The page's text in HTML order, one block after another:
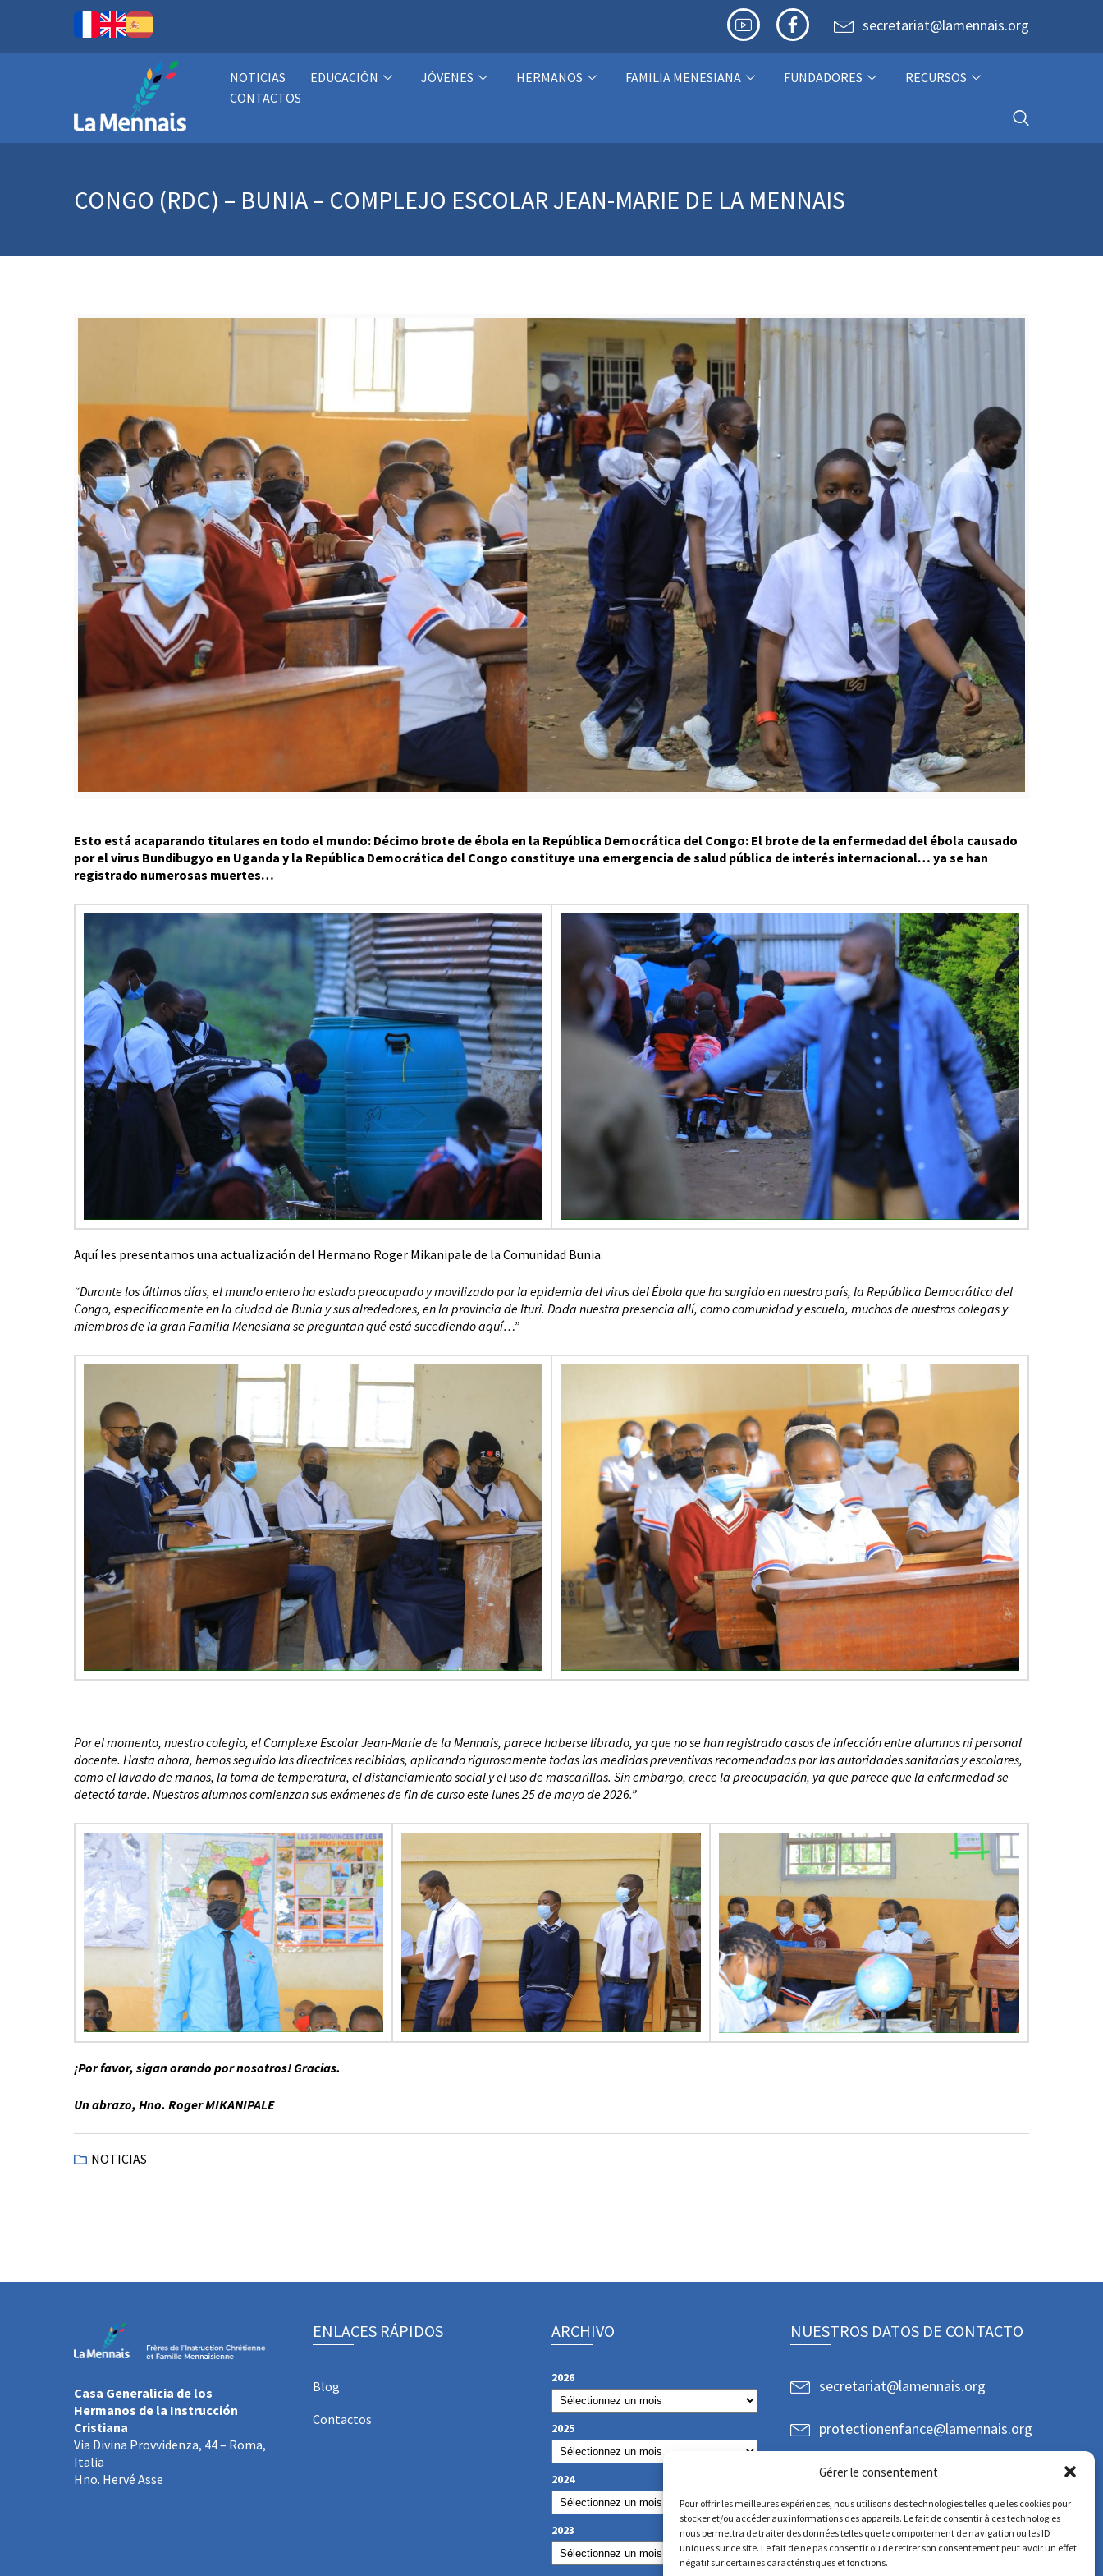
Gérer le consentement
Pour offrir les meilleures expériences, nous utilisons des technologies telles que les cookies pour
stocker et/ou accéder aux informations des appareils. Le fait de consentir à ces technologies
nous permettra de traiter des données telles que le comportement de navigation ou les ID
uniques sur ce site. Le fait de ne pas consentir ou de retirer son consentement peut avoir un effet
négatif sur certaines caractéristiques et fonctions.
secretariat@lamennais.org
NOTICIAS EDUCACIÓN JÓVENES HERMANOS FAMILIA MENESIANA FUNDADORES
RECURSOS
CONTACTOS
CONGO (RDC) – BUNIA – COMPLEJO ESCOLAR JEAN-MARIE DE LA MENNAIS
Esto está acaparando titulares en todo el mundo: Décimo brote de ébola en la República Democrática del Congo: El brote de la enfermedad del ébola causado
por el virus Bundibugyo en Uganda y la República Democrática del Congo constituye una emergencia de salud pública de interés internacional… ya se han
registrado numerosas muertes…
Aquí les presentamos una actualización del Hermano Roger Mikanipale de la Comunidad Bunia:
“Durante los últimos días, el mundo entero ha estado preocupado y movilizado por la epidemia del virus del Ébola que ha surgido en nuestro país, la República Democrática del
Congo, específicamente en la ciudad de Bunia y sus alrededores, en la provincia de Ituri. Dada nuestra presencia allí, como comunidad y escuela, muchos de nuestros colegas y
miembros de la gran Familia Menesiana se preguntan qué está sucediendo aquí…”
Por el momento, nuestro colegio, el Complexe Escolar Jean-Marie de la Mennais, parece haberse librado, ya que no se han registrado casos de infección entre alumnos ni personal
docente. Hasta ahora, hemos seguido las directrices recibidas, aplicando rigurosamente todas las medidas preventivas recomendadas por las autoridades sanitarias y escolares,
como el lavado de manos, la toma de temperatura, el distanciamiento social y el uso de mascarillas. Sin embargo, crece la preocupación, ya que parece que la enfermedad se
detectó tarde. Nuestros alumnos comienzan sus exámenes de fin de curso este lunes 25 de mayo de 2026.”
¡Por favor, sigan orando por nosotros! Gracias.
Un abrazo, Hno. Roger MIKANIPALE
NOTICIAS
Casa Generalicia de los
Hermanos de la Instrucción
Cristiana
Via Divina Provvidenza, 44 – Roma,
Italia
Hno. Hervé Asse
ENLACES RÁPIDOS
Blog
Contactos
ARCHIVO
2026
2025
2024
2023
NUESTROS DATOS DE CONTACTO
secretariat@lamennais.org
protectionenfance@lamennais.org